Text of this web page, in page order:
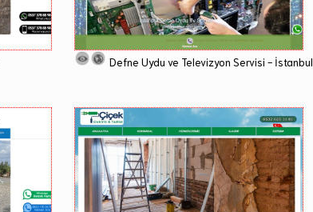
Defne Uydu ve Televizyon Servisi - İstanbul